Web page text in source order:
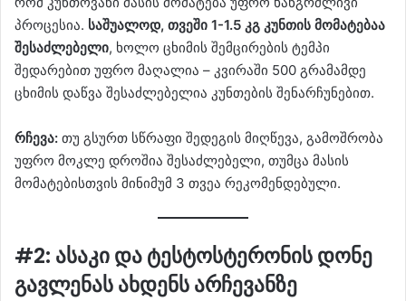
პროცესია. საშუალოდ, თვეში 1-1.5 კგ კუნთის მომატებაა
შესაძლებელი, ხოლო ცხიმის შემცირების ტემპი
შედარებით უფრო მაღალია – კვირაში 500 გრამამდე
ცხიმის დაწვა შესაძლებელია კუნთების შენარჩუნებით.
რჩევა: თუ გსურთ სწრაფი შედეგის მიღწევა, გამოშრობა
უფრო მოკლე დროშია შესაძლებელი, თუმცა მასის
მომატებისთვის მინიმუმ 3 თვეა რეკომენდებული.
#2: ასაკი და ტესტოსტერონის დონე
გავლენას ახდენს არჩევანზე